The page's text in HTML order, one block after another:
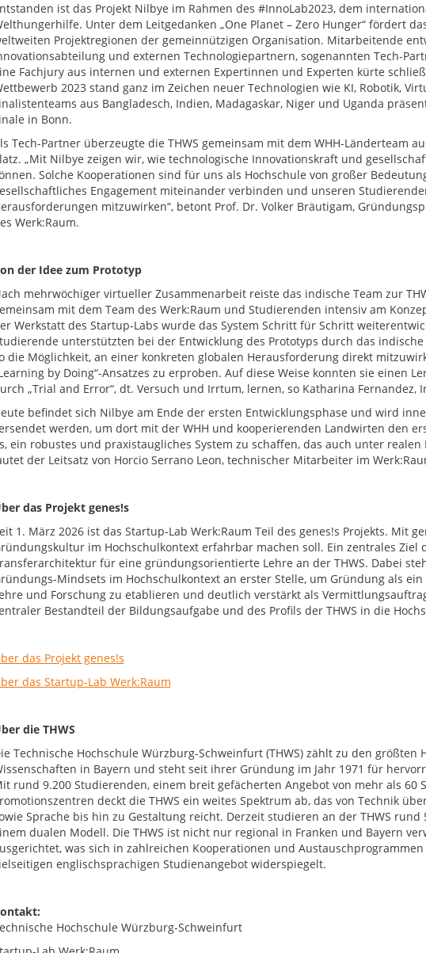
ist das Projekt Nilbye im Rahmen des #InnoLab2023, dem
Unter dem Leitgedanken „One Planet – Zero Hunger“ fördert
Projektregionen der gemeinnützigen Organisation. Mitarbeitende
und externen Technologiepartnern, sogenannten Tech-
Fachjury aus internen und externen Expertinnen und Experten kürte
2023 stand ganz im Zeichen neuer Technologien wie KI, Robotik,
aus Bangladesch, Indien, Madagaskar, Niger und Uganda
in Bonn.
Tech-Partner überzeugte die THWS gemeinsam mit dem WHH-Länderteam
„Mit Nilbye zeigen wir, wie technologische Innovationskraft und
Solche Kooperationen sind für uns als Hochschule von großer
Engagement miteinander verbinden und unseren
mitzuwirken“, betont Prof. Dr. Volker Bräutigam,
Werk:Raum.
der Idee zum Prototyp
mehrwöchiger virtueller Zusammenarbeit reiste das indische Team zur
mit dem Team des Werk:Raum und Studierenden intensiv am
Werkstatt des Startup-Labs wurde das System Schritt für Schritt
unterstützten bei der Entwicklung des Prototyps durch das
die Möglichkeit, an einer konkreten globalen Herausforderung direkt
by Doing“-Ansatzes zu erproben. Auf diese Weise konnten sie einen
„Trial and Error“, dt. Versuch und Irrtum, lernen, so Katharina Fernandez,
befindet sich Nilbye am Ende der ersten Entwicklungsphase und wird
werden, um dort mit der WHH und kooperierenden Landwirten den
ein robustes und praxistaugliches System zu schaffen, das auch unter
der Leitsatz von Horcio Serrano Leon, technischer Mitarbeiter im
das Projekt genes!s
1. März 2026 ist das Startup-Lab Werk:Raum Teil des genes!s Projekts. Mit
im Hochschulkontext erfahrbar machen soll. Ein zentrales Ziel
für eine gründungsorientierte Lehre an der THWS. Dabei
Mindsets im Hochschulkontext an erster Stelle, um Gründung als
und Forschung zu etablieren und deutlich verstärkt als
Bestandteil der Bildungsaufgabe und des Profils der THWS in die
das Projekt genes!s
das Startup-Lab Werk:Raum
die THWS
Technische Hochschule Würzburg-Schweinfurt (THWS) zählt zu den größten
in Bayern und steht seit ihrer Gründung im Jahr 1971 für
rund 9.200 Studierenden, einem breit gefächerten Angebot von mehr als 60
deckt die THWS ein weites Spektrum ab, das von Technik
Sprache bis hin zu Gestaltung reicht. Derzeit studieren an der THWS
dualen Modell. Die THWS ist nicht nur regional in Franken und Bayern
was sich in zahlreichen Kooperationen und
englischsprachigen Studienangebot widerspiegelt.
Hochschule Würzburg-Schweinfurt